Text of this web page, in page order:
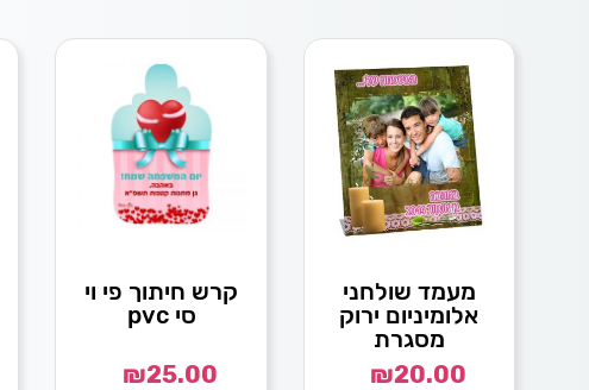
מעמד שולחני
אלומיניום ירוק
מסגרת
₪20.00
קרש חיתוך פי וי
סי pvc
₪25.00